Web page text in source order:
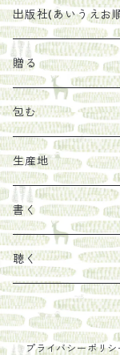
太山寺珈琲焙煎室
塩
オリーブオイル
その他
マスコバド糖
しょうがパウダー
野菜・果物
新しょうが
レモン
石けん
ヘチマたわし
陶器
馬目隆宏
絵
タンブラー
刊行から時間が経
贈り物に勧めたい
紀伊半島ブックマ
らくだ舎出帆室の
新刊では販売しづ
古本や自由価格本
出版社(あいうえお
らくだ舎出帆室
リトルプレス
mario books
タイドラー
Sakumag
地下BOOKS
疋田千里
海外出版社
古本
あ行
明石書店
赤々舎
か行
贈る
包装
ギフトセット
カレンダー
カップ
ステッカー
包む
生産地
色川
そこそこ農園
農家民泊JUGEM
だものみち
フィリピン
パレスチナ
書く
カムワッカ
らくだ舎
聴く
里
プライバシーポリシ